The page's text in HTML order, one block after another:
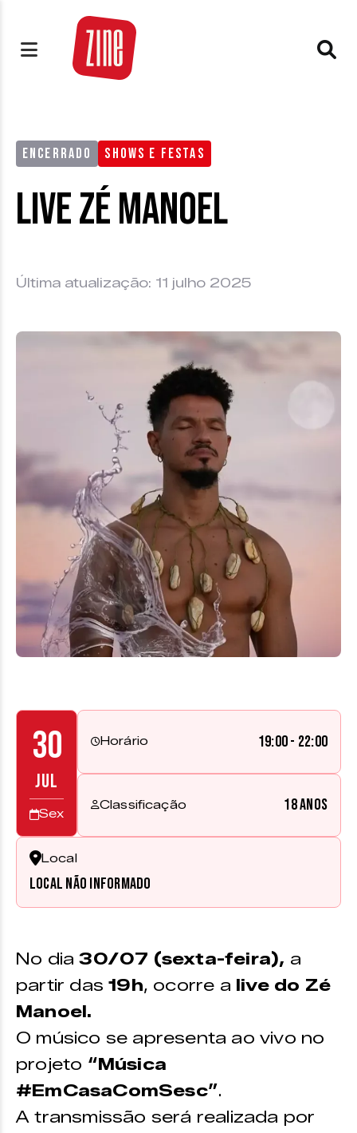
ENCERRADO SHOWS E FESTAS
Live Zé Manoel
Última atualização: 11 julho 2025
30
JUL
Sex
Horário 19:00 - 22:00
Classificação 18 anos
Local
Local não informado
No dia 30/07 (sexta-feira), a
partir das19h, ocorre a live do Zé
Manoel.
O músico se apresenta ao vivo no
projeto “Música
#EmCasaComSesc”.
A transmissão será realizada por